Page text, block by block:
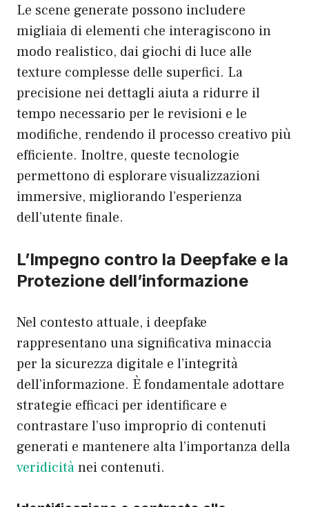
Le scene generate possono includere
migliaia di elementi che interagiscono in
modo realistico, dai giochi di luce alle
texture complesse delle superfici. La
precisione nei dettagli aiuta a ridurre il
tempo necessario per le revisioni e le
modifiche, rendendo il processo creativo più
efficiente. Inoltre, queste tecnologie
permettono di esplorare visualizzazioni
immersive, migliorando l’esperienza
dell’utente finale.
L’Impegno contro la Deepfake e la
Protezione dell’informazione
Nel contesto attuale, i deepfake
rappresentano una significativa minaccia
per la sicurezza digitale e l’integrità
dell’informazione. È fondamentale adottare
strategie efficaci per identificare e
contrastare l’uso improprio di contenuti
generati e mantenere alta l’importanza della
veridicitànei contenuti.